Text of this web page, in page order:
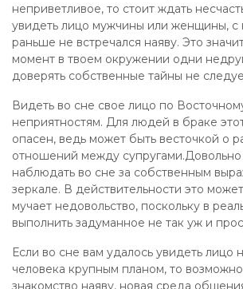
неприветливое, то стоит ждать
увидеть лицо мужчины или женщины, с
раньше не встречался наяву. Это
момент в твоем окружении одни
доверять собственные тайны не
Видеть во сне свое лицо по
неприятностям. Для людей в браке
опасен, ведь может быть весточкой о
отношений между
наблюдать во сне за собственным
зеркале. В действительности это
мучает недовольство, поскольку в
выполнить задуманное не так уж и
Если во сне вам удалось увидеть лицо
человека крупным планом, то
знакомство наяву, новая среда